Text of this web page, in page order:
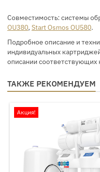
Совместимость: системы
OU380, Start Osmos OU580.
Подробное описание и
индивидуальных
описании соответствующих
ТАКЖЕ РЕКОМЕНДУЕМ
Акция!